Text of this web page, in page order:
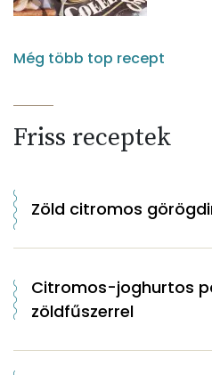
Még több top recept
Friss receptek
Zöld citromos
Citromos-joghurtos
zöldfűszerrel